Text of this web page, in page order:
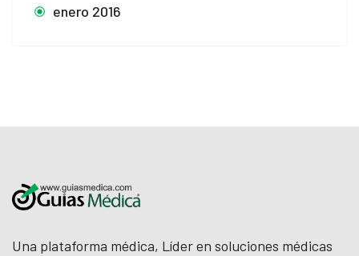
enero 2016
Una plataforma médica, Líder en soluciones médicas